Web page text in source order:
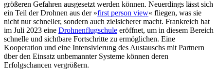
größeren Gefahren ausgesetzt werden können. Neu­erdings lässt sich
ein Teil der Drohnen aus der »first person view« fliegen, was sie
nicht nur schneller, sondern auch zielsicherer macht. Frankreich hat
im Juli 2023 eine Drohnenflugschule eröffnet, um in diesem Bereich
schnelle und sichtbare Fortschritte zu ermöglichen. Eine
Kooperation und eine Intensivierung des Austauschs mit Partnern
über den Einsatz unbemannter Systeme können deren
Erfolgschancen vergrößern.